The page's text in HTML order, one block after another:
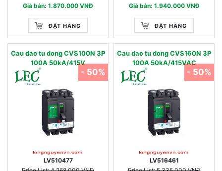
Giá bán: 1.870.000 VNĐ
ĐẶT HÀNG
Giá bán: 1.940.000 VNĐ
ĐẶT HÀNG
Cau dao tu dong CVS100N 3P
100A 50kA/415V
LV510477
- 50%
Cau dao tu dong CVS160N 3P
100A 50kA/415VAC
LV516461
- 50%